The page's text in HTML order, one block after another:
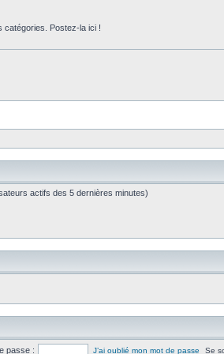
catégories. Postez-la ici !
actifs des 5 dernières minutes)
passe : J’ai oublié mon mot de passe Se